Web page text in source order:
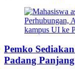
Pemko
Padang Panjang